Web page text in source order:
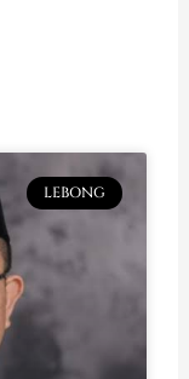
LEBONG